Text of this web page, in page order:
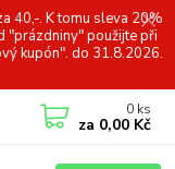
40,-. K tomu sleva 20%
"prázdniny" použijte při
kupón". do 31.8.2026.
0 ks
za 0,00 Kč